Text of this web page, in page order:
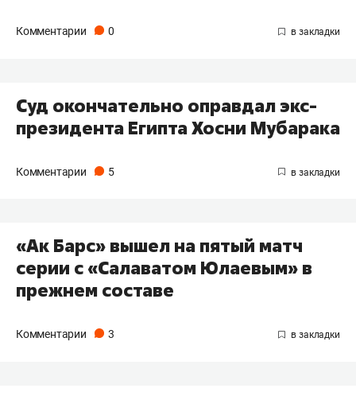
Комментарии 0
Суд окончательно оправдал экс-
президента Египта Хосни Мубарака
Комментарии 5
«Ак Барс» вышел на пятый матч
серии с «Салаватом Юлаевым» в
прежнем составе
Комментарии 3